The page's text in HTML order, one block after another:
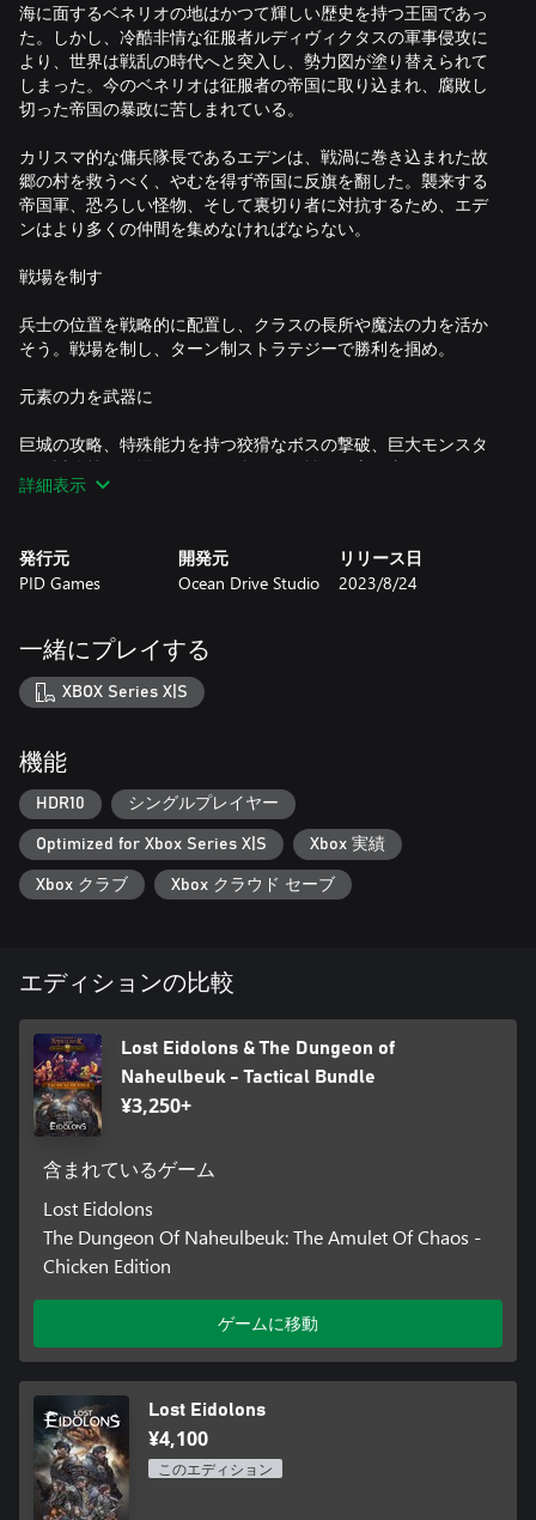
海に面するベネリオの地はかつて輝しい歴史を持つ王国であっ
た。しかし、冷酷非情な征服者ルディヴィクタスの軍事侵攻に
より、世界は戦乱の時代へと突入し、勢力図が塗り替えられて
しまった。今のベネリオは征服者の帝国に取り込まれ、腐敗し
切った帝国の暴政に苦しまれている。
カリスマ的な傭兵隊長であるエデンは、戦渦に巻き込まれた故
郷の村を救うべく、やむを得ず帝国に反旗を翻した。襲来する
帝国軍、恐ろしい怪物、そして裏切り者に対抗するため、エデ
ンはより多くの仲間を集めなければならない。
戦場を制す
兵士の位置を戦略的に配置し、クラスの長所や魔法の力を活か
そう。戦場を制し、ターン制ストラテジーで勝利を掴め。
元素の力を武器に
巨城の攻略、特殊能力を持つ狡猾なボスの撃破、巨大モンスタ
ーの討伐等々、場面や目的に合わせて戦術を立て直さなければ
ならない。万能な戦術は存在しない。
革命軍の指揮者は、戦場以外の場面でもリーダーシップが問わ
難を解決することも、革命を勝利へと導く鍵となる。
小隊を自由にカスタマイズ
戦闘部隊を作り上げよう。仲間に装備と訓練を提供し、新しい
スキル、魔法やアビリティを習得させよう。無敵の小隊で敵軍
を打ち破り、勝利を勝ち取ろう。
詳細表示
発行元
PID Games
開発元
Ocean Drive Studio
リリース日
2023/8/24
一緒にプレイする
XBOX Series X|S
機能
HDR10 シングルプレイヤー
Optimized for Xbox Series X|S Xbox 実績
Xbox クラブ Xbox クラウド セーブ
エディションの比較
Lost Eidolons & The Dungeon of
Naheulbeuk - Tactical Bundle
¥3,250+
含まれているゲーム
Lost Eidolons
The Dungeon Of Naheulbeuk: The Amulet Of Chaos -
Chicken Edition
ゲームに移動
Lost Eidolons
¥4,100
このエディション